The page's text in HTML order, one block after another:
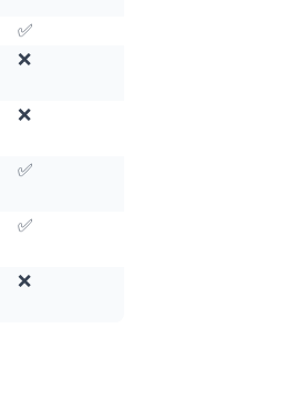
✅
❌
❌
✅
✅
❌